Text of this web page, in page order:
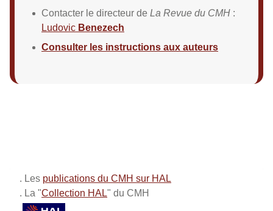
Contacter le directeur de La Revue du CMH :
Ludovic Benezech
Consulter les instructions aux auteurs
. Les publications du CMH sur HAL
. La "Collection HAL" du CMH